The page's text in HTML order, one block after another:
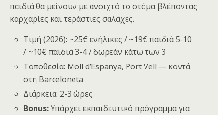
παιδιά θα μείνουν με ανοιχτό το στόμα βλέποντας
καρχαρίες και τεράστιες σαλάχες.
Τιμή (2026): ~25€ ενήλικες / ~19€ παιδιά 5-10
/ ~10€ παιδιά 3-4 / δωρεάν κάτω των 3
Τοποθεσία: Moll d’Espanya, Port Vell — κοντά
στη Barceloneta
Διάρκεια: 2-3 ώρες
Bonus:Υπάρχει εκπαιδευτικό πρόγραμμα για